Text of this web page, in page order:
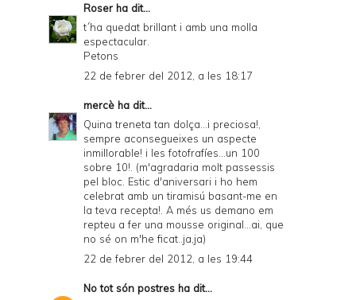
Roser ha dit...
t´ha quedat brillant i amb una molla
espectacular.
Petons
22 de febrer del 2012, a les 18:17
mercè ha dit...
Quina treneta tan dolça...i preciosa!,
sempre aconsegueixes un aspecte
inmillorable! i les fotofrafíes...un 100
sobre 10!. (m'agradaria molt passessis
pel bloc. Estic d'aniversari i ho hem
celebrat amb un tiramisú basant-me en
la teva recepta!. A més us demano em
repteu a fer una mousse original...ai, que
no sé on m'he ficat..ja,ja)
22 de febrer del 2012, a les 19:44
No tot són postres ha dit...